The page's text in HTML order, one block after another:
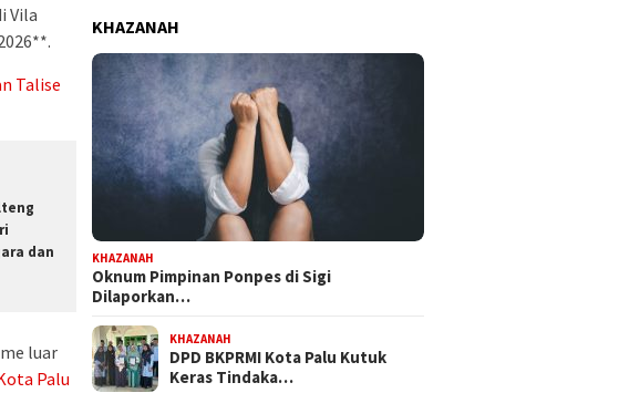
Vila
Talise
dan
luar
Palu
KHAZANAH
KHAZANAH
Oknum Pimpinan Ponpes di Sigi
Dilaporkan…
KHAZANAH
DPD BKPRMI Kota Palu Kutuk
Keras Tindaka…